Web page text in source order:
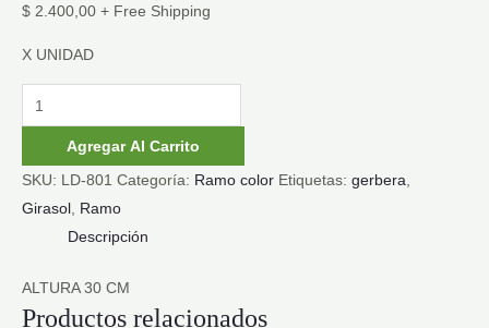
$ 2.400,00 + Free Shipping
X UNIDAD
RAMO
GIRASOL
7
cantidad
Agregar Al Carrito
SKU: LD-801 Categoría: Ramo color Etiquetas: gerbera
Girasol Ramo
Descripción
ALTURA 30 CM
Productos relacionados